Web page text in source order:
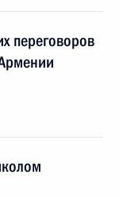
переговоров